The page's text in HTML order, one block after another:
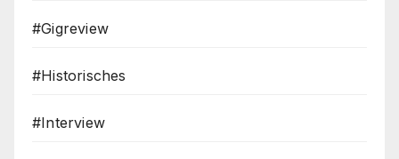
#Gigreview
#Historisches
#Interview